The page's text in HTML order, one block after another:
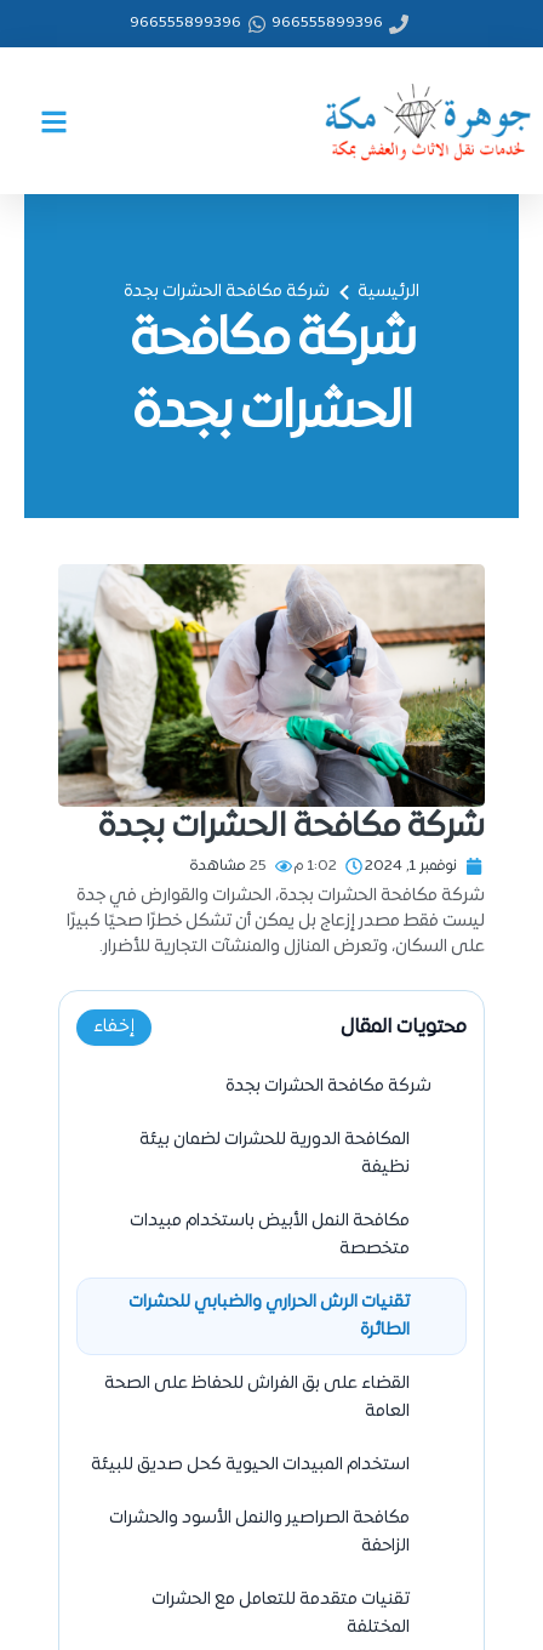
966555899396
966555899396
الرئيسية شركة مكافحة الحشرات بجدة
شركة مكافحة
الحشرات بجدة
شركة مكافحة الحشرات بجدة
نوفمبر 1, 2024 1:02 م 25 مشاهدة
شركة مكافحة الحشرات بجدة، الحشرات والقوارض في جدة
ليست فقط مصدر إزعاج بل يمكن أن تشكل خطرًا صحيًا كبيرًا
على السكان، وتعرض المنازل والمنشآت التجارية للأضرار.
محتويات المقال إخفاء
شركة مكافحة الحشرات بجدة
المكافحة الدورية للحشرات لضمان بيئة
نظيفة
مكافحة النمل الأبيض باستخدام مبيدات
متخصصة
تقنيات الرش الحراري والضبابي للحشرات
الطائرة
القضاء على بق الفراش للحفاظ على الصحة
العامة
استخدام المبيدات الحيوية كحل صديق للبيئة
مكافحة الصراصير والنمل الأسود والحشرات
الزاحفة
تقنيات متقدمة للتعامل مع الحشرات
المختلفة